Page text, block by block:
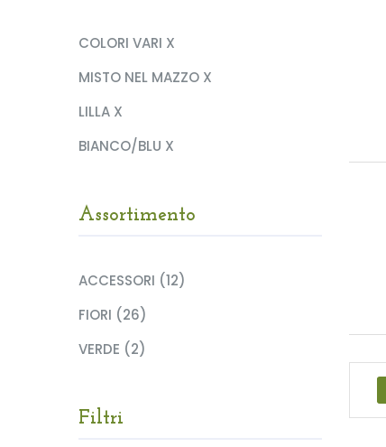
COLORI VARI X
MISTO NEL MAZZO X
LILLA X
BIANCO/BLU X
Assortimento
ACCESSORI (12)
FIORI (26)
VERDE (2)
Filtri